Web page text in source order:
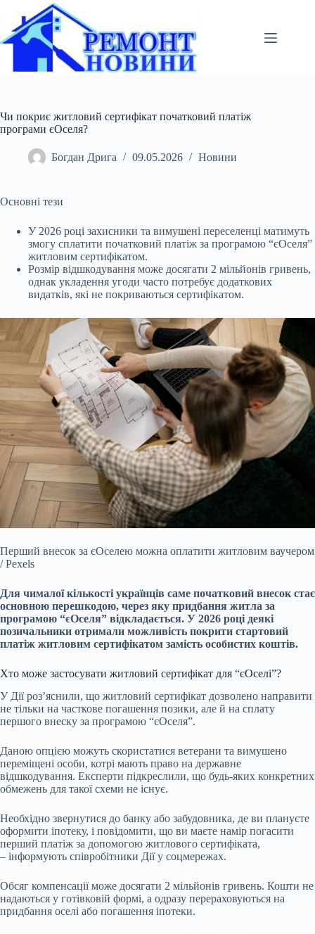
вмісту
Чи покриє житловий сертифікат початковий платіж
програми єОселя?
Богдан Дрига 09.05.2026 Новини
Основні тези
У 2026 році захисники та вимушені переселенці матимуть
змогу сплатити початковий платіж за програмою “єОселя”
житловим сертифікатом.
Розмір відшкодування може досягати 2 мільйонів гривень,
однак укладення угоди часто потребує додаткових
видатків, які не покриваються сертифікатом.
Перший внесок за єОселею можна оплатити житловим ваучером
/ Pexels
Для чималої кількості українців саме початковий внесок стає
основною перешкодою, через яку придбання житла за
програмою “єОселя” відкладається. У 2026 році деякі
позичальники отримали можливість покрити стартовий
платіж житловим сертифікатом замість особистих коштів.
Хто може застосувати житловий сертифікат для “єОселі”?
У Дії роз’яснили, що житловий сертифікат дозволено направити
не тільки на часткове погашення позики, але й на сплату
першого внеску за програмою “єОселя”.
Даною опцією можуть скористатися ветерани та вимушено
переміщені особи, котрі мають право на державне
відшкодування. Експерти підкреслили, що будь-яких конкретних
обмежень для такої схеми не існує.
Необхідно звернутися до банку або забудовника, де ви плануєте
оформити іпотеку, і повідомити, що ви маєте намір погасити
перший платіж за допомогою житлового сертифіката,
– інформують співробітники Дії у соцмережах.
Обсяг компенсації може досягати 2 мільйонів гривень. Кошти не
надаються у готівковій формі, а одразу перераховуються на
придбання оселі або погашення іпотеки.